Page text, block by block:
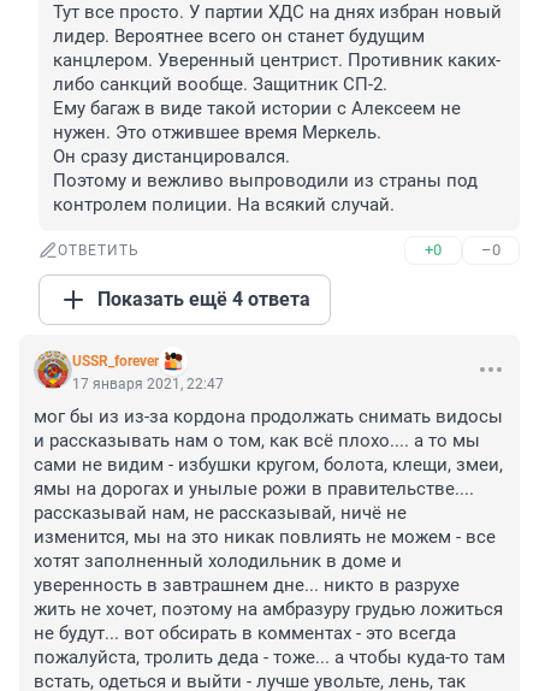
Тут все просто. У партии ХДС на днях избран новый
лидер. Вероятнее всего он станет будущим
канцлером. Уверенный центрист. Противник каких-
либо санкций вообще. Защитник СП-2.
Ему багаж в виде такой истории с Алексеем не
нужен. Это отжившее время Меркель.
Он сразу дистанцировался.
Поэтому и вежливо выпроводили из страны под
контролем полиции. На всякий случай.
ОТВЕТИТЬ +0 –0
Показать ещё 4 ответа
USSR_forever
17 января 2021, 22:47
мог бы из из-за кордона продолжать снимать видосы
и рассказывать нам о том, как всё плохо.... а то мы
сами не видим - избушки кругом, болота, клещи, змеи,
ямы на дорогах и унылые рожи в правительстве....
рассказывай нам, не рассказывай, ничё не
изменится, мы на это никак повлиять не можем - все
хотят заполненный холодильник в доме и
уверенность в завтрашнем дне... никто в разрухе
жить не хочет, поэтому на амбразуру грудью ложиться
не будут... вот обсирать в комментах - это всегда
пожалуйста, тролить деда - тоже... а чтобы куда-то там
встать, одеться и выйти - лучше увольте, лень, так